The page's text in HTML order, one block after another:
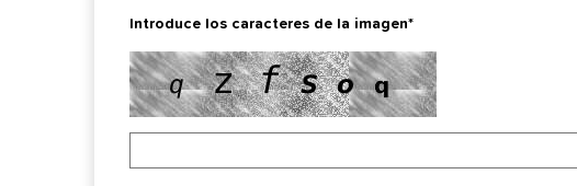
Introduce los caracteres de la imagen*